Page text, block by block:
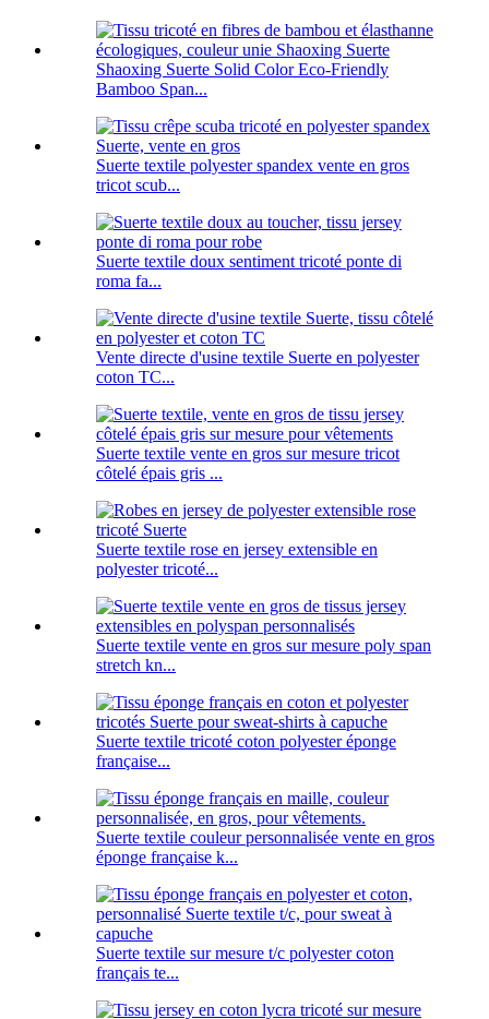
Shaoxing Suerte Solid Color Eco-Friendly
Bamboo Span...
Suerte textile polyester spandex vente en gros
tricot scub...
Suerte textile doux sentiment tricoté ponte di
roma fa...
Vente directe d'usine textile Suerte en polyester
coton TC...
Suerte textile vente en gros sur mesure tricot
côtelé épais gris ...
Suerte textile rose en jersey extensible en
polyester tricoté...
Suerte textile vente en gros sur mesure poly span
stretch kn...
Suerte textile tricoté coton polyester éponge
française...
Suerte textile couleur personnalisée vente en gros
éponge française k...
Suerte textile sur mesure t/c polyester coton
français te...